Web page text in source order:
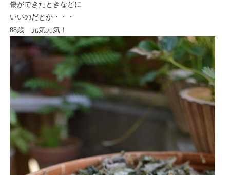
傷ができたときなどに
いいのだとか・・・
88歳 元気元気！